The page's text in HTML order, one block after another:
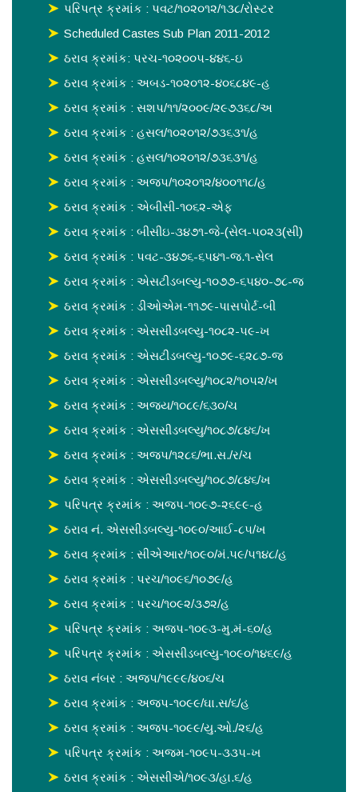
પરિપત્ર ક્રમાંક : પવટ/૧૦૨૦૧૨/૧૩૮/રોસ્ટર
Scheduled Castes Sub Plan 2011-2012
ઠરાવ ક્રમાંક: પરચ-૧૦૨૦૦૫-૪૪૬-ઇ
ઠરાવ ક્રમાંક : અબડ-૧૦૨૦૧૨-૪૦૬૮૪૯-હ
ઠરાવ ક્રમાંક : સશપ/૧૧/૨૦૦૯/૨૯૭૩૬૮/અ
ઠરાવ ક્રમાંક : હસલ/૧૦૨૦૧૨/૭૩૬૩૧/હ
ઠરાવ ક્રમાંક : હસલ/૧૦૨૦૧૨/૭૩૬૩૧/હ
ઠરાવ ક્રમાંક : અજપ/૧૦૨૦૧૨/૪૦૦૧૧૮/હ
ઠરાવ ક્રમાંક : એબીસી-૧૦૬૨-એફ
ઠરાવ ક્રમાંક : બીસીઇ-૩૪૭૧-જે-(સેલ-૫૦૨૩(સી)
ઠરાવ ક્રમાંક : પવટ-૩૪૭૬-૬૫૪૧-જ.૧-સેલ
ઠરાવ ક્રમાંક : એસટીડબલ્યુ-૧૦૭૭-૬૫૪૦-૭૮-જ
ઠરાવ ક્રમાંક : ડીઓએમ-૧૧૭૯-પાસપોર્ટ-બી
ઠરાવ ક્રમાંક : એસસીડબલ્યુ-૧૦૮૨-૫૯-ખ
ઠરાવ ક્રમાંક : એસટીડબલ્યુ-૧૦૭૯-૬૨૮૭-જ
ઠરાવ ક્રમાંક : એસસીડબલ્યુ/૧૦૮૨/૧૦૫૨/ખ
ઠરાવ ક્રમાંક : અજય/૧૦૮૯/૬૩૦/ચ
ઠરાવ ક્રમાંક : એસસીડબલ્યુ/૧૦૮૭/૮૪૬/ખ
ઠરાવ ક્રમાંક : અજપ/૧૨૮૬/ભા.સ./ર/ચ
ઠરાવ ક્રમાંક : એસસીડબલ્યુ/૧૦૮૭/૮૪૬/ખ
પરિપત્ર ક્રમાંક : અજપ-૧૦૯૭-૨૬૯૯-હ
ઠરાવ નં. એસસીડબલ્યુ-૧૦૯૦/આઈ-૮૫/ખ
ઠરાવ ક્રમાંક : સીએઆર/૧૦૯૦/મં.૫૯/૫૧૪૮/હ
ઠરાવ ક્રમાંક : પરચ/૧૦૯૬/૧૦૭૯/હ
ઠરાવ ક્રમાંક : પરચ/૧૦૯૨/૩૭૨/હ
પરિપત્ર ક્રમાંક : અજપ-૧૦૯૩-મુ.મં-૬૦/હ
પરિપત્ર ક્રમાંક : એસસીડબલ્યુ-૧૦૯૦/૧૪૬૯/હ
ઠરાવ નંબર : અજપ/૧૯૯૯/૪૦૬/ચ
ઠરાવ ક્રમાંક : અજપ-૧૦૯૯/ઘા.સ/૬/હ
ઠરાવ ક્રમાંક : અજપ-૧૦૯૯/યુ.ઓ./૨૬/હ
પરિપત્ર ક્રમાંક : અજમ-૧૦૯૫-૩૩૫-ખ
ઠરાવ ક્રમાંક : એસસીએ/૧૦૯૩/હા.૬/હ